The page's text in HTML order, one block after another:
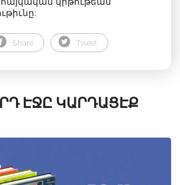
Share Tweet
ԷՋԸ ԿԱՐԴԱՑԷՔ